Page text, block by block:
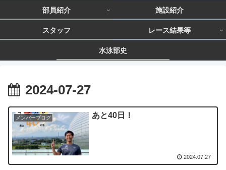
部員紹介 施設紹介
スタッフ レース結果等
水泳部史
2024-07-27
メンバーブログ あと40日！
2024.07.27